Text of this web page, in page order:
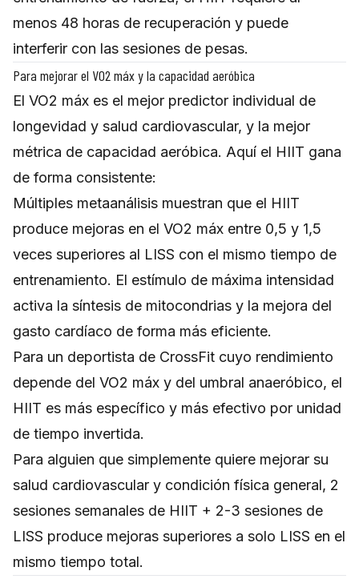
menos 48 horas de recuperación y puede
interferir con las sesiones de pesas.
Para mejorar el VO2 máx y la capacidad aeróbica
El VO2 máx es el mejor predictor individual de
longevidad y salud cardiovascular, y la mejor
métrica de capacidad aeróbica. Aquí el HIIT gana
de forma consistente:
Múltiples metaanálisis muestran que el HIIT
produce mejoras en el VO2 máx entre 0,5 y 1,5
veces superiores al LISS con el mismo tiempo de
entrenamiento. El estímulo de máxima intensidad
activa la síntesis de mitocondrias y la mejora del
gasto cardíaco de forma más eficiente.
Para un deportista de CrossFit cuyo rendimiento
depende del VO2 máx y del umbral anaeróbico, el
HIIT es más específico y más efectivo por unidad
de tiempo invertida.
Para alguien que simplemente quiere mejorar su
salud cardiovascular y condición física general, 2
sesiones semanales de HIIT + 2-3 sesiones de
LISS produce mejoras superiores a solo LISS en el
mismo tiempo total.